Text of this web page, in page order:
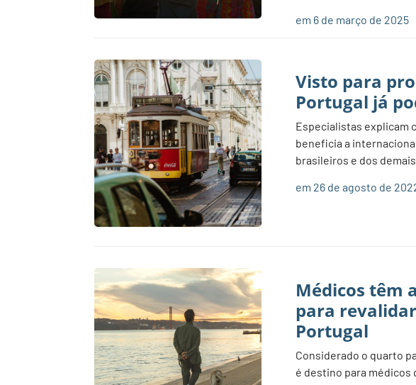
em 6 de março de 2025
Visto para
Portugal já
Especialistas explicam
beneficia a
brasileiros e dos
em 26 de agosto de
Médicos têm
para
Portugal
Considerado o quarto
é destino para